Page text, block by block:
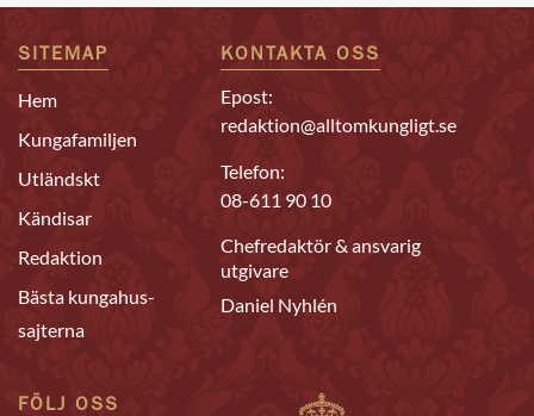
SITEMAP
Hem
Kungafamiljen
Utländskt
Kändisar
Redaktion
Bästa kungahus-
sajterna
KONTAKTA OSS
Epost:
redaktion@alltomkungligt.se
Telefon:
08-611 90 10
Chefredaktör & ansvarig
utgivare
Daniel Nyhlén
FÖLJ OSS